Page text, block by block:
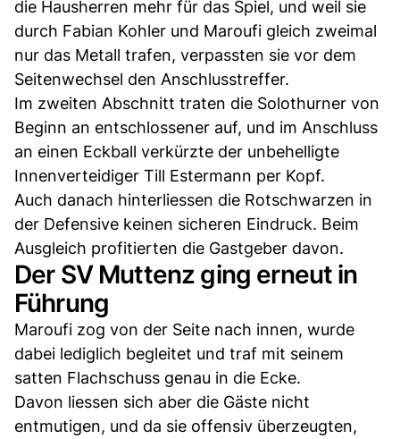
die Hausherren mehr für das Spiel, und weil sie
durch Fabian Kohler und Maroufi gleich zweimal
nur das Metall trafen, verpassten sie vor dem
Seitenwechsel den Anschlusstreffer.
Im zweiten Abschnitt traten die Solothurner von
Beginn an entschlossener auf, und im Anschluss
an einen Eckball verkürzte der unbehelligte
Innenverteidiger Till Estermann per Kopf.
Auch danach hinterliessen die Rotschwarzen in
der Defensive keinen sicheren Eindruck. Beim
Ausgleich profitierten die Gastgeber davon.
Der SV Muttenz ging erneut in
Führung
Maroufi zog von der Seite nach innen, wurde
dabei lediglich begleitet und traf mit seinem
satten Flachschuss genau in die Ecke.
Davon liessen sich aber die Gäste nicht
entmutigen, und da sie offensiv überzeugten,